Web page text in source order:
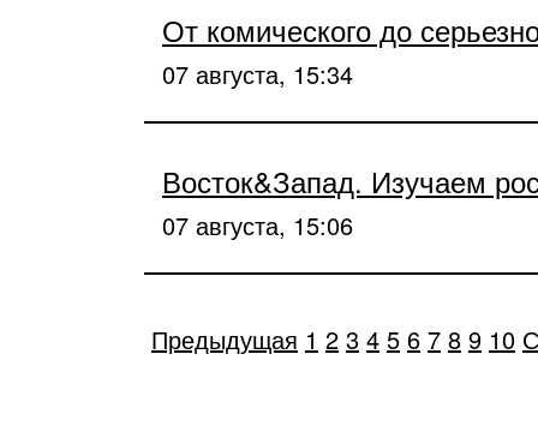
От комического до
07 августа, 15:34
Восток&Запад. Изучаем
07 августа, 15:06
Предыдущая 1 2 3 4 5 6 7 8 9 10